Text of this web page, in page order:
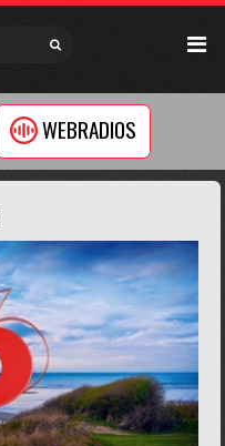
WEBRADIOS